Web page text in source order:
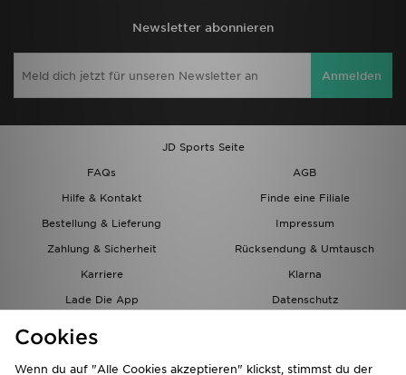
Newsletter abonnieren
Anmelden
JD Sports Seite
FAQs
AGB
Hilfe & Kontakt
Finde eine Filiale
Bestellung & Lieferung
Impressum
Zahlung & Sicherheit
Rücksendung & Umtausch
Karriere
Klarna
Lade Die App
Datenschutz
Cookies
Wenn du auf "Alle Cookies akzeptieren" klickst, stimmst du der